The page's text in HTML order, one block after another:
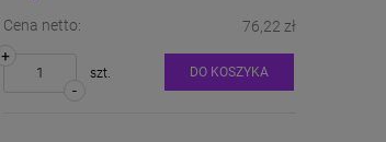
Cena netto: 76,22 zł
-
+
szt. DO KOSZYKA